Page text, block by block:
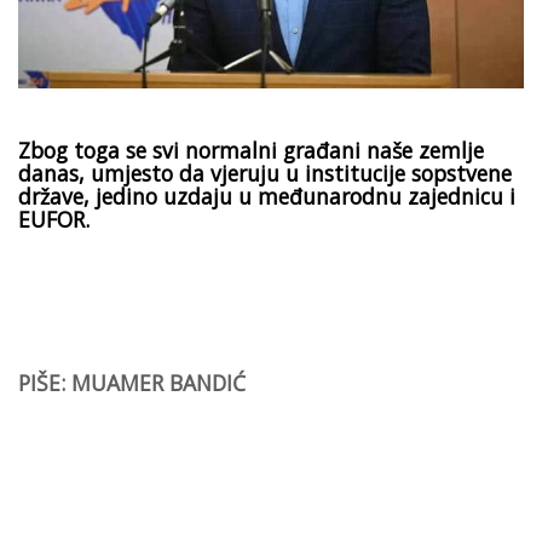
Zbog toga se svi normalni građani naše zemlje
danas, umjesto da vjeruju u institucije sopstvene
države, jedino uzdaju u međunarodnu zajednicu i
EUFOR.
PIŠE: MUAMER BANDIĆ